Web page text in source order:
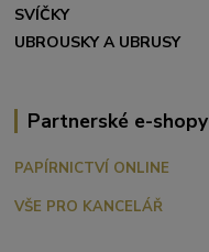
SVÍČKY
UBROUSKY A UBRUSY
Partnerské e-shopy
PAPÍRNICTVÍ ONLINE
VŠE PRO KANCELÁŘ